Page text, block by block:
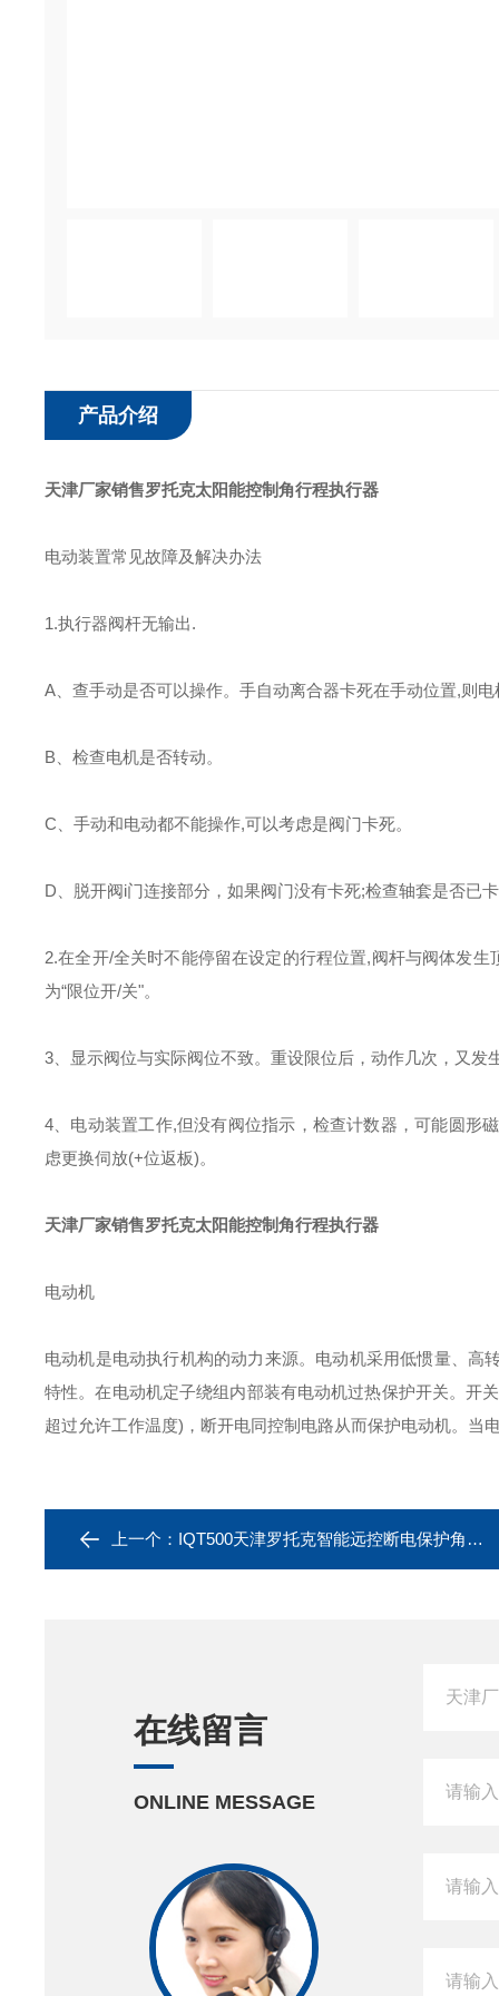
产品介绍
天津厂家销售罗托克太阳能控制角行程执行器
电动装置常见故障及解决办法
1.执行器阀杆无输出.
A、查手动是否可以操作。手自动离合器卡死在手动位置,则
B、检查电机是否转动。
C、手动和电动都不能操作,可以考虑是阀门卡死。
D、脱开阀i门连接部分，如果阀门没有卡死;检查轴套是否已
2.在全开/全关时不能停留在设定的行程位置,阀杆与阀体发
为“限位开/关"。
3、显示阀位与实际阀位不致。重设限位后，动作几次，又发
4、电动装置工作,但没有阀位指示，检查计数器，可能圆形
虑更换伺放(+位返板)。
天津厂家销售罗托克太阳能控制角行程执行器
电动机
电动机是电动执行机构的动力来源。电动机采用低惯量、高
特性。在电动机定子绕组内部装有电动机过热保护开关。开
超过允许工作温度)，断开电同控制电路从而保护电动机。当
上一个： IQT500天津罗托克智能远控断电保护角行程电动装置
在线留言
ONLINE MESSAGE